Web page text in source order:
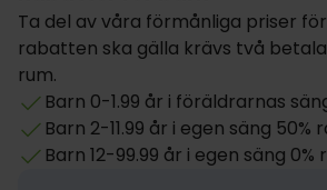
Ta del av våra förmånliga priser
rabatten ska gälla krävs två
rum.
Barn 0-1.99 år i föräldrarnas
Barn 2-11.99 år i egen säng 50%
Barn 12-99.99 år i egen säng